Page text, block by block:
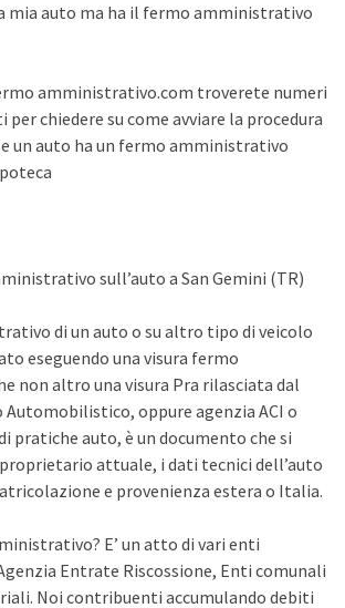
mia auto ma ha il fermo amministrativo
amministrativo.com troverete numeri
chiedere su come avviare la procedura
un auto ha un fermo amministrativo
sull’auto a San Gemini (TR)
di un auto o su altro tipo di veicolo
eseguendo una visura fermo
non altro una visura Pra rilasciata dal
oppure agenzia ACI o
pratiche auto, è un documento che si
attuale, i dati tecnici dell’auto
e provenienza estera o Italia.
E’ un atto di vari enti
Entrate Riscossione, Enti comunali
Noi contribuenti accumulando debiti